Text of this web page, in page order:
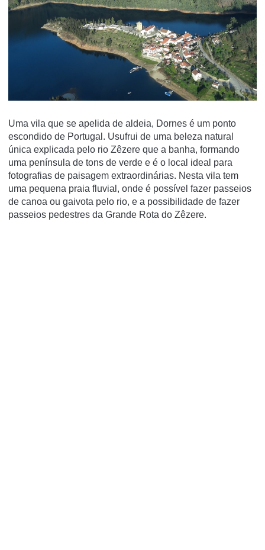
Uma vila que se apelida de aldeia, Dornes é um ponto
escondido de Portugal. Usufrui de uma beleza natural
única explicada pelo rio Zêzere que a banha, formando
uma península de tons de verde e é o local ideal para
fotografias de paisagem extraordinárias. Nesta vila tem
uma pequena praia fluvial, onde é possível fazer passeios
de canoa ou gaivota pelo rio, e a possibilidade de fazer
passeios pedestres da Grande Rota do Zêzere.